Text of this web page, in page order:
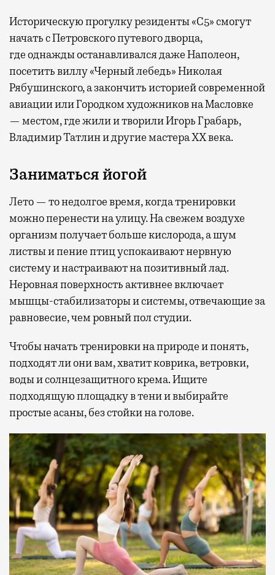
Историческую прогулку резиденты «С5» смогут
начать с Петровского путевого дворца,
гдеоднажды останавливался даже Наполеон,
посетить виллу «Черный лебедь» Николая
Рябушинского, а закончить историей современной
авиации или Городком художников на Масловке
— местом, где жили и творили Игорь Грабарь,
Владимир Татлин и другие мастера XX века.
Заниматься йогой
Лето — то недолгое время, когда тренировки
можно перенести на улицу. На свежем воздухе
организм получает больше кислорода, а шум
листвы и пение птиц успокаивают нервную
систему и настраивают на позитивный лад.
Неровная поверхность активнее включает
мышцы-стабилизаторы и системы, отвечающие за
равновесие, чем ровный пол студии.
Чтобы начать тренировки на природе и понять,
подходят ли они вам, хватит коврика, ветровки,
воды и солнцезащитного крема. Ищите
подходящую площадку в тени и выбирайте
простые асаны, без стойки на голове.